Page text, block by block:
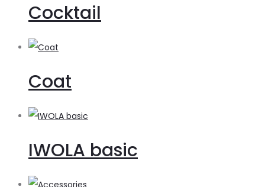
Cocktail
Coat
IWOLA basic